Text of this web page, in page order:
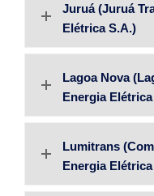
Juruá (Juruá
Elétrica S.A.)
Lagoa Nova
Energia
Lumitrans
Energia